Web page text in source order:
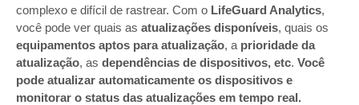
complexo e difícil de rastrear. Com o LifeGuard Analytics,
você pode ver quais as atualizações disponíveis, quais os
equipamentos aptos para atualização, a prioridade da
atualização, as dependências de dispositivos, etc. Você
pode atualizar automaticamente os dispositivos e
monitorar o status das atualizações em tempo real.